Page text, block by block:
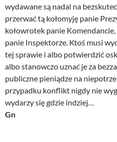
wydawane są nadal na
przerwać tą kołomyję panie
kołowrotek panie
panie Inspektorze. Ktoś musi
tej sprawie i albo potwierdzić
albo stanowczo uznać je za
publiczne pieniądze na
przypadku konflikt nigdy nie
wydarzy się gdzie indziej…
Gn